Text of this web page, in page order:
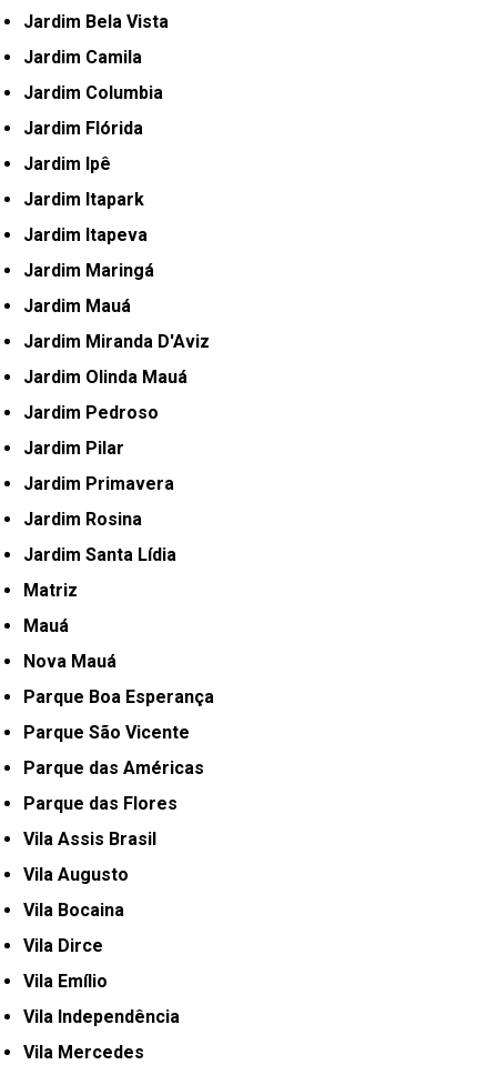
Jardim Bela Vista
Jardim Camila
Jardim Columbia
Jardim Flórida
Jardim Ipê
Jardim Itapark
Jardim Itapeva
Jardim Maringá
Jardim Mauá
Jardim Miranda D'Aviz
Jardim Olinda Mauá
Jardim Pedroso
Jardim Pilar
Jardim Primavera
Jardim Rosina
Jardim Santa Lídia
Matriz
Mauá
Nova Mauá
Parque Boa Esperança
Parque São Vicente
Parque das Américas
Parque das Flores
Vila Assis Brasil
Vila Augusto
Vila Bocaina
Vila Dirce
Vila Emílio
Vila Independência
Vila Mercedes